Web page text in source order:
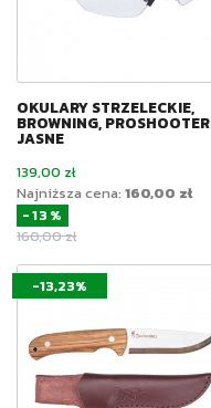
OKULARY STRZELECKIE,
BROWNING, PROSHOOTER
JASNE
Cena
139,00 zł
Najniższa cena: 160,00 zł
-13%
Cena podstawowa
160,00 zł
-13,23%